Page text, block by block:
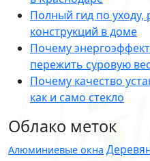
Полный гид по
конструкций в доме
Почему
пережить суровую
Почему качество
как и само стекло
Облако меток
Алюминиевые окна